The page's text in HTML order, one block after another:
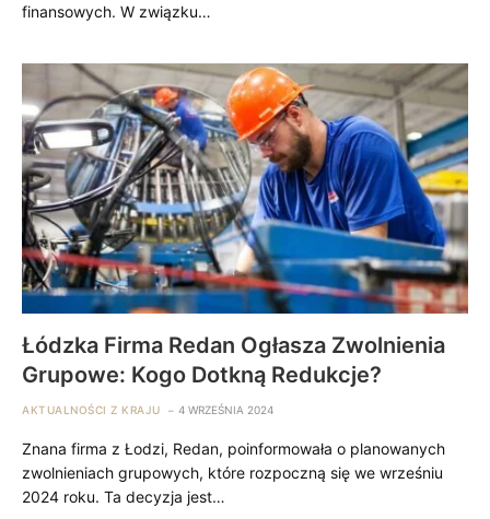
finansowych. W związku…
Łódzka Firma Redan Ogłasza Zwolnienia
Grupowe: Kogo Dotkną Redukcje?
AKTUALNOŚCI Z KRAJU 4 WRZEŚNIA 2024
Znana firma z Łodzi, Redan, poinformowała o planowanych
zwolnieniach grupowych, które rozpoczną się we wrześniu
2024 roku. Ta decyzja jest…